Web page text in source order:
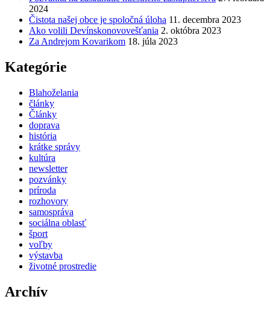
2024
Čistota našej obce je spoločná úloha 11. decembra 2023
Ako volili Devínskonovovešťania 2. októbra 2023
Za Andrejom Kovarikom 18. júla 2023
Kategórie
Blahoželania
články
Články
doprava
história
krátke správy
kultúra
newsletter
pozvánky
príroda
rozhovory
samospráva
sociálna oblasť
šport
voľby
výstavba
životné prostredie
Archív